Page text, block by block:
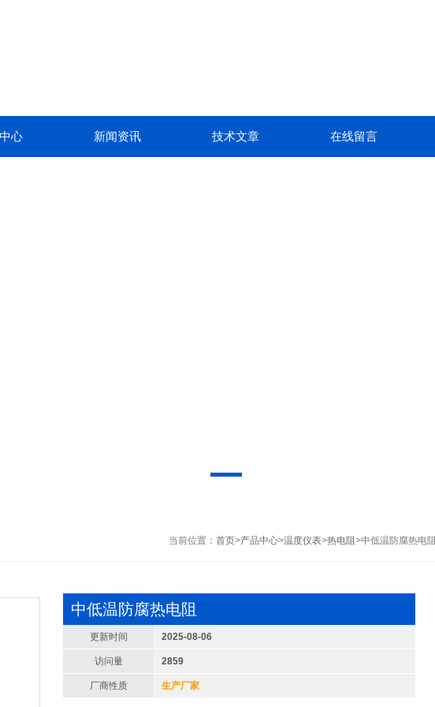
心 新闻资讯 技术文章 在线留言
当前位置： 首页>产品中心>温度仪表>热电阻 >中低温防腐热电阻
中低温防腐热电阻
更新时间 2025-08-06
访问量 2859
厂商性质 生产厂家